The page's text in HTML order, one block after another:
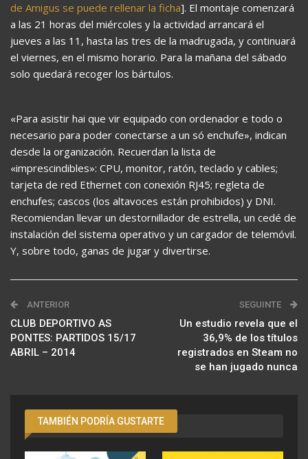
de Amigus se puede rellenar la ficha]. El montaje comenzará
a las 21 horas del miércoles y la actividad arrancará el
jueves a las 11, hasta las tres de la madrugada, y continuará
el viernes, en el mismo horario. Para la mañana del sábado
solo quedará recoger los bártulos.
«Para asistir hai que vir equipado con ordenador e todo o
necesario para poder conectarse a un só enchufe», indican
desde la organización. Recuerdan la lista de
«imprescindibles»: CPU, monitor, ratón, teclado y cables;
tarjeta de red Ethernet con conexión RJ45; regleta de
enchufes; cascos (los altavoces están prohibidos) y DNI.
Recomiendan llevar un destornillador de estrella, un cedé de
instalación del sistema operativo y un cargador de telemóvil.
Y, sobre todo, ganas de jugar y divertirse.
ANTERIOR
CLUB DEPORTIVO AS
PONTES: PARTIDOS 15/17 
ABRIL – 2014
SEGUINTE
Un estudio revela que el
36,9% de los títulos
registrados en Steam no
se han jugado nunca
TAMBIÉN PODRÍA GUSTARTE